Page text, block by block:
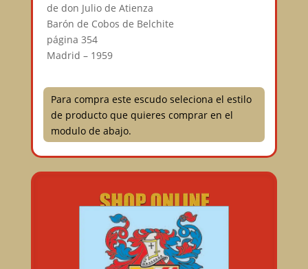
de don Julio de Atienza
Barón de Cobos de Belchite
página 354
Madrid – 1959
Para compra este escudo seleciona el estilo
de producto que quieres comprar en el
modulo de abajo.